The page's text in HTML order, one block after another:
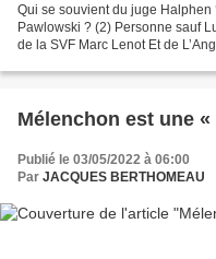
Qui se souvient du juge Halphen
Pawlowski ? (2) Personne sauf
de la SVF Marc Lenot Et de
Mélenchon est une «
Publié le 03/05/2022 à 06:00
Par JACQUES BERTHOMEAU